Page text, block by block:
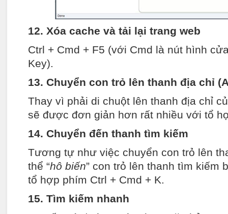
12. Xóa cache và tải lại trang web
Ctrl + Cmd + F5 (với Cmd là nút hình
Key).
13. Chuyển con trỏ lên thanh địa chỉ
Thay vì phải di chuột lên thanh địa chỉ
sẽ được đơn giản hơn rất nhiều với tổ
14. Chuyển đến thanh tìm kiếm
Tương tự như việc chuyển con trỏ lên
thể “hô biến” con trỏ lên thanh tìm kiếm
tổ hợp phím Ctrl + Cmd + K.
15. Tìm kiếm nhanh